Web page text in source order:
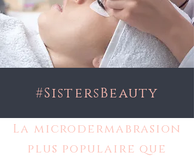
#SistersBeauty
La microdermabrasion
plus populaire que